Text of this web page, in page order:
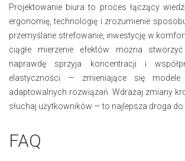
Projektowanie biura to proces łączący
ergonomię, technologię i zrozumienie
przemyślane strefowanie, inwestycję w
ciągłe mierzenie efektów można
naprawdę sprzyja koncentracji i
elastyczności — zmieniające się modele
adaptowalnych rozwiązań. Wdrażaj zmiany
słuchaj użytkowników — to najlepsza droga do
FAQ